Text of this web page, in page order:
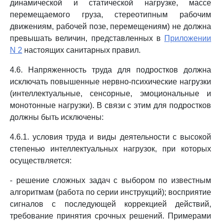
динамической и статической нагрузке, массе
перемещаемого груза, стереотипным рабочим
движениям, рабочей позе, перемещениям) не должна
превышать величин, представленных в Приложении
N 2 настоящих санитарных правил.
4.6. Напряженность труда для подростков должна
исключать повышенные нервно-психические нагрузки
(интеллектуальные, сенсорные, эмоциональные и
монотонные нагрузки). В связи с этим для подростков
должны быть исключены:
4.6.1. условия труда и виды деятельности с высокой
степенью интеллектуальных нагрузок, при которых
осуществляется:
- решение сложных задач с выбором по известным
алгоритмам (работа по серии инструкций); восприятие
сигналов с последующей коррекцией действий,
требование принятия срочных решений. Примерами